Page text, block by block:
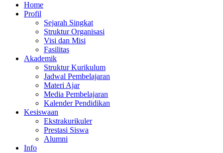
Home
Profil
Sejarah Singkat
Struktur Organisasi
Visi dan Misi
Fasilitas
Akademik
Struktur Kurikulum
Jadwal Pembelajaran
Materi Ajar
Media Pembelajaran
Kalender Pendidikan
Kesiswaan
Ekstrakurikuler
Prestasi Siswa
Alumni
Info